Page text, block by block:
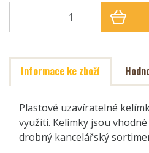
Informace ke zboží
Plastové uzavíratelné
využití. Kelímky jsou
drobný kancelářský